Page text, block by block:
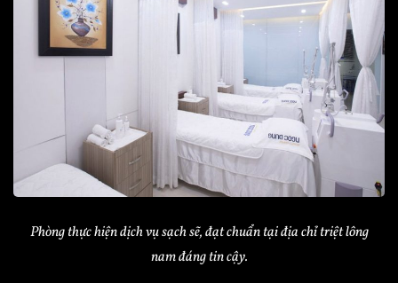
Phòng thực hiện dịch vụ sạch sẽ, đạt chuẩn tại địa chỉ triệt lông
nam đáng tin cậy.